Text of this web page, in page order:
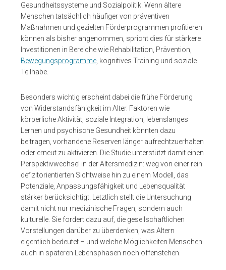
Gesundheitssysteme und Sozialpolitik. Wenn ältere
Menschen tatsächlich häufiger von präventiven
Maßnahmen und gezielten Förderprogrammen profitieren
können als bisher angenommen, spricht dies für stärkere
Investitionen in Bereiche wie Rehabilitation, Prävention,
Bewegungsprogramme , kognitives Training und soziale
Teilhabe.
Besonders wichtig erscheint dabei die frühe Förderung
von Widerstandsfähigkeit im Alter. Faktoren wie
körperliche Aktivität, soziale Integration, lebenslanges
Lernen und psychische Gesundheit könnten dazu
beitragen, vorhandene Reserven länger aufrechtzuerhalten
oder erneut zu aktivieren. Die Studie unterstützt damit einen
Perspektivwechsel in der Altersmedizin: weg von einer rein
defizitorientierten Sichtweise hin zu einem Modell, das
Potenziale, Anpassungsfähigkeit und Lebensqualität
stärker berücksichtigt. Letztlich stellt die Untersuchung
damit nicht nur medizinische Fragen, sondern auch
kulturelle. Sie fordert dazu auf, die gesellschaftlichen
Vorstellungen darüber zu überdenken, was Altern
eigentlich bedeutet – und welche Möglichkeiten Menschen
auch in späteren Lebensphasen noch offenstehen.